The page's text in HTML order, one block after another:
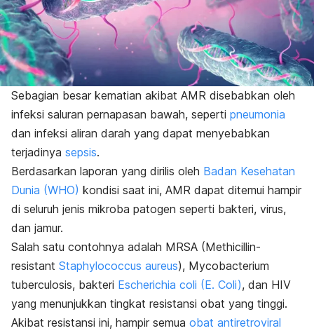
Sebagian besar kematian akibat AMR disebabkan oleh
infeksi saluran pernapasan bawah, seperti pneumonia
dan infeksi aliran darah yang dapat menyebabkan
terjadinya sepsis.
Berdasarkan laporan yang dirilis oleh Badan Kesehatan
Dunia (WHO) kondisi saat ini, AMR dapat ditemui hampir
di seluruh jenis mikroba patogen seperti bakteri, virus,
dan jamur.
Salah satu contohnya adalah MRSA (Methicillin-
resistant Staphylococcus aureus), Mycobacterium
tuberculosis, bakteri Escherichia coli (E. Coli), dan HIV
yang menunjukkan tingkat resistansi obat yang tinggi.
Akibat resistansi ini, hampir semua obat antiretroviral